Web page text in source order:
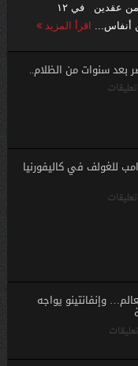
العالم لمشاهدة أعظم ظاهرة فلكية منذ أكثر من عقدين في ١٢
اقرأ المزيد
بعد سنوات من الظلام..
للغولف في كاليفورنيا
وإنفانتينو يواجه